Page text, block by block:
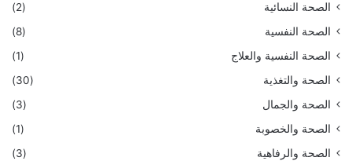
الصحة النسائية
(2)
الصحة النفسية
(8)
الصحة النفسية والعلاج
(1)
الصحة والتغذية
(30)
الصحة والجمال
(3)
الصحة والخصوبة
(1)
الصحة والرفاهية
(3)